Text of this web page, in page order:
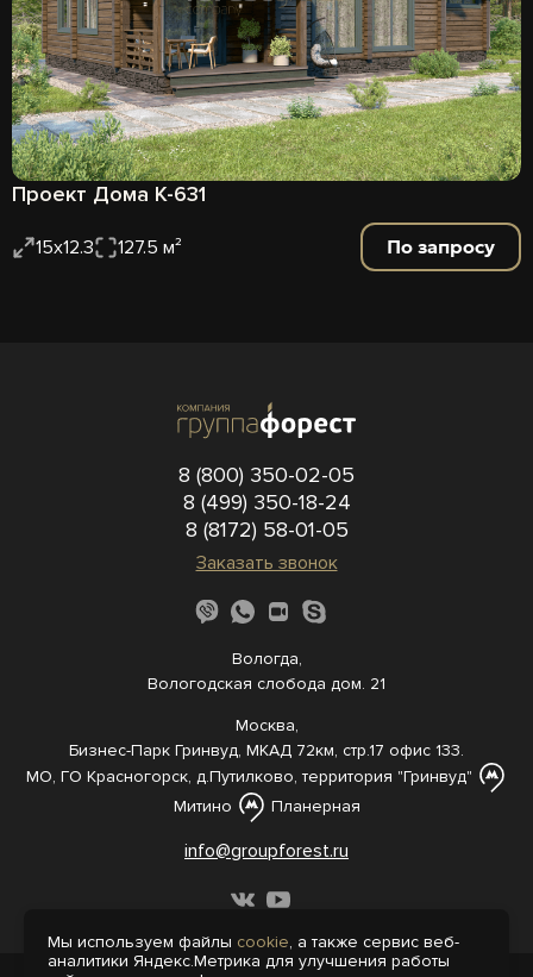
Проект Дома К-631
15х12.3 127.5 м² По запросу
8 (800) 350-02-05
8 (499) 350-18-24
8 (8172) 58-01-05
Заказать звонок
Вологда,
Вологодская слобода дом. 21
Москва,
Бизнес-Парк Гринвуд, МКАД 72км, стр.17 офис 133.
МО, ГО Красногорск, д.Путилково, территория "Гринвуд"
Митино
Планерная
info@groupforest.ru
Мы используем файлы cookie, а также сервис веб-
аналитики Яндекс.Метрика для улучшения работы